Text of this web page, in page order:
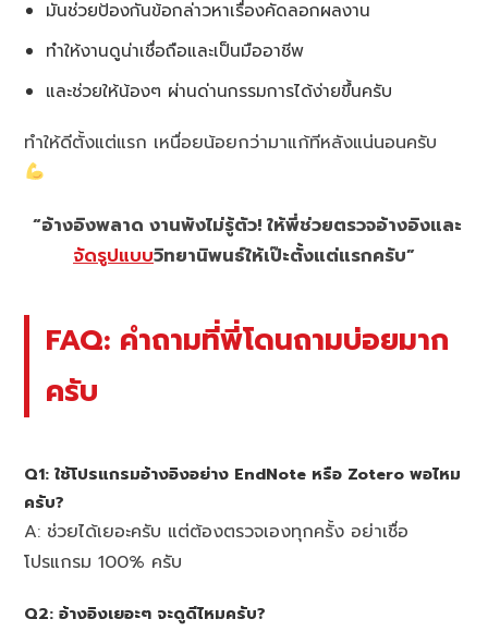
มันช่วยป้องกันข้อกล่าวหาเรื่องคัดลอกผลงาน
ทำให้งานดูน่าเชื่อถือและเป็นมืออาชีพ
และช่วยให้น้องๆ ผ่านด่านกรรมการได้ง่ายขึ้นครับ
ทำให้ดีตั้งแต่แรก เหนื่อยน้อยกว่ามาแก้ทีหลังแน่นอนครับ
“อ้างอิงพลาด งานพังไม่รู้ตัว! ให้พี่ช่วยตรวจอ้างอิงและ
จัดรูปแบบวิทยานิพนธ์ให้เป๊ะตั้งแต่แรกครับ”
FAQ: คำถามที่พี่โดนถามบ่อยมาก
ครับ
Q1: ใช้โปรแกรมอ้างอิงอย่าง EndNote หรือ Zotero พอไหม
ครับ?
A: ช่วยได้เยอะครับ แต่ต้องตรวจเองทุกครั้ง อย่าเชื่อ
โปรแกรม 100% ครับ
Q2: อ้างอิงเยอะๆ จะดูดีไหมครับ?